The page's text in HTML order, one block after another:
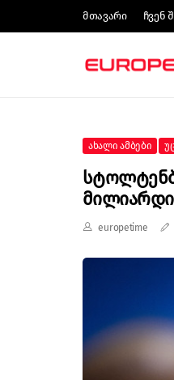
Მთავარი Ჩვენ
Ახალი Ამბები
europetime